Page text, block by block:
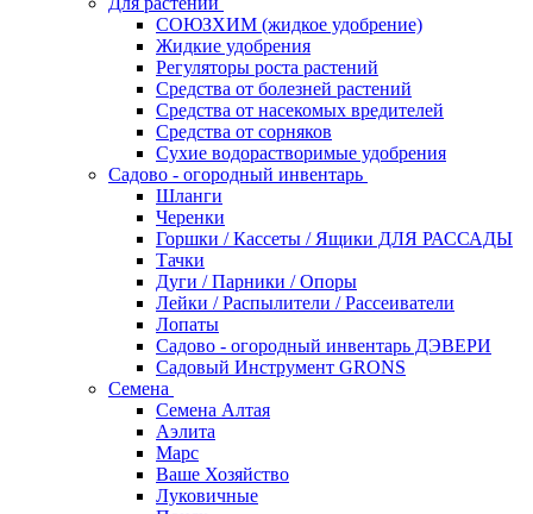
СОЮЗХИМ (жидкое удобрение)
Жидкие удобрения
Регуляторы роста растений
Средства от болезней растений
Средства от насекомых вредителей
Средства от сорняков
Сухие водорастворимые удобрения
Садово - огородный инвентарь
Шланги
Черенки
Горшки / Кассеты / Ящики ДЛЯ РАССАДЫ
Тачки
Дуги / Парники / Опоры
Лейки / Распылители / Рассеиватели
Лопаты
Садово - огородный инвентарь ДЭВЕРИ
Садовый Инструмент GRONS
Семена
Семена Алтая
Аэлита
Марс
Ваше Хозяйство
Луковичные